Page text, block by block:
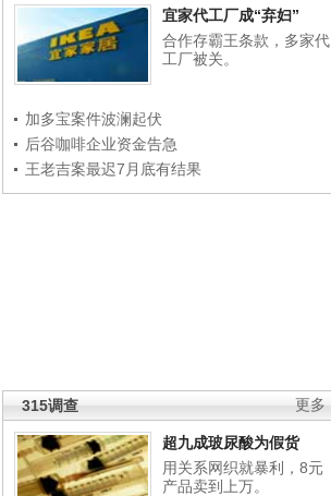
宜家代工厂成“弃妇”
合作存霸王条款，多家代
工厂被关。
加多宝案件波澜起伏
后谷咖啡企业资金告急
王老吉案最迟7月底有结果
更多
315调查
超九成玻尿酸为假货
用关系网织就暴利，8元
产品卖到上万。